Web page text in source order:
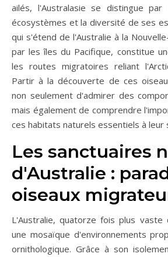
ailés, l'Australasie se distingue
écosystèmes et la diversité de ses
qui s'étend de l'Australie à la
par les îles du Pacifique, constitue
les routes migratoires reliant
Partir à la découverte de ces
non seulement d'admirer des
mais également de comprendre
ces habitats naturels essentiels à leur
Les sanctuaires
d'Australie :
oiseaux
L'Australie, quatorze fois plus vaste
une mosaïque d'environnements
ornithologique. Grâce à son